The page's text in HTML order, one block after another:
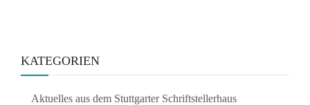
KATEGORIEN
Aktuelles aus dem Stuttgarter Schriftstellerhaus